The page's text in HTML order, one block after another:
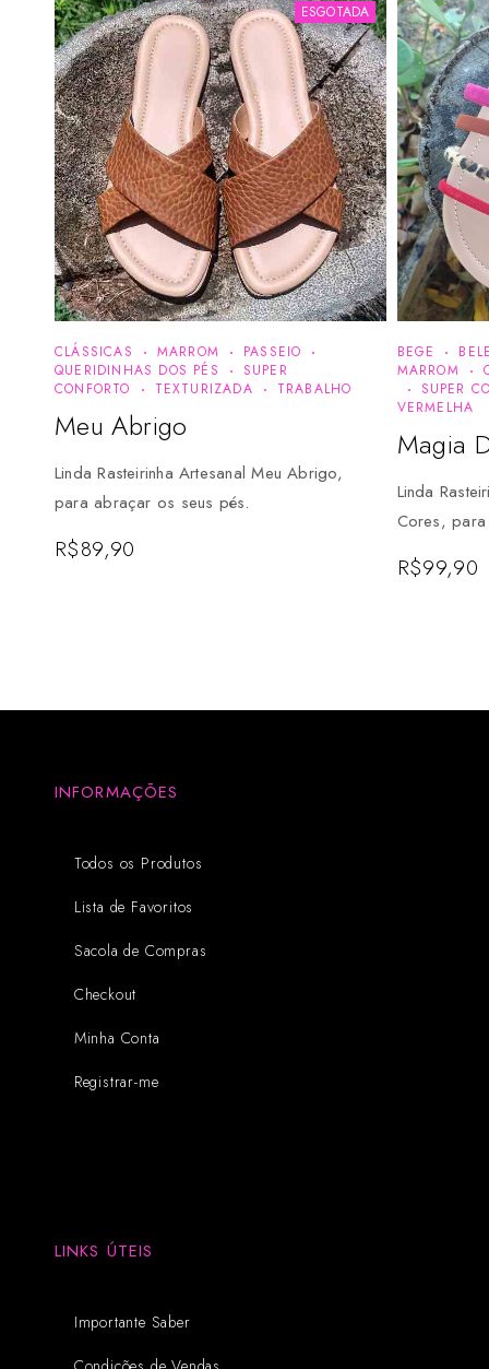
ESGOTADA
CLÁSSICAS MARROM
PASSEIO
QUERIDINHAS DOS PÉS
SUPER
CONFORTO
TEXTURIZADA TRABALHO
Meu Abrigo
Linda Rasteirinha Artesanal Meu Abrigo,
para abraçar os seus pés.
R$89,90
BEGE
MARROM
SUPER
VERMELHA
Magia
Linda
Cores,
R$99,90
INFORMAÇÕES
Todos os Produtos
Lista de Favoritos
Sacola de Compras
Checkout
Minha Conta
Registrar-me
LINKS ÚTEIS
Importante Saber